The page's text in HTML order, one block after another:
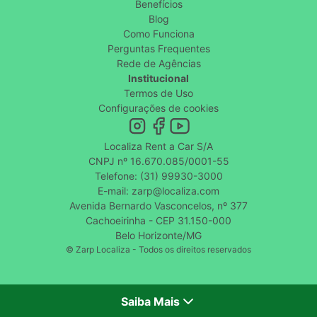
Benefícios
Blog
Como Funciona
Perguntas Frequentes
Rede de Agências
Institucional
Termos de Uso
Configurações de cookies
Localiza Rent a Car S/A
CNPJ nº 16.670.085/0001-55
Telefone: (31) 99930-3000
E-mail: zarp@localiza.com
Avenida Bernardo Vasconcelos, nº 377
Cachoeirinha - CEP 31.150-000
Belo Horizonte/MG
© Zarp Localiza - Todos os direitos reservados
Saiba Mais